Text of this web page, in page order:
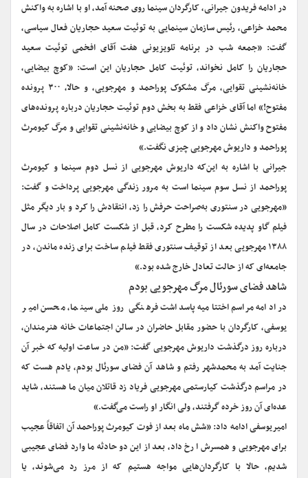
در ادامه فریدون جیرانی، کارگردان سینما روی صحنه آمد، او با اشاره به واکنش
محمد خزاعی، رئیس سازمان سینمایی به توئیت سعید حجاریان فعال سیاسی،
گفت: «جمعه شب در برنامه تلویزیونی هفت آقای افخمی توئیت سعید
حجاریان را کامل نخواند، توئیت کامل حجاریان این است: «کوچ بیضایی،
خانه‌نشینی تقوایی، مرگ مشکوک پوراحمد و مهرجویی، و حالا، ۳۰۰ پرونده
مفتوح!» اما آقای خزاعی فقط به بخش دوم توئیت حجاریان درباره پرونده‌های
مفتوح واکنش نشان داد و از کوچ بیضایی و خانه‌نشینی تقوایی و مرگ کیومرث
پوراحمد و داریوش مهرجویی چیزی نگفت.»
جیرانی با اشاره به این‌که داریوش مهرجویی از نسل دوم سینما و کیومرث
پوراحمد از نسل سوم سینما است به مرور زندگی مهرجویی پرداخت و گفت:
«مهرجویی در سنتوری به‌صراحت حرفش را زد، انتقادش را کرد و بار دیگر مثل
فیلم گاو پدیده شکست را مطرح کرد، قبل از شکست کامل اصلاحات در سال
۱۳۸۸ مهرجویی بعد از توقیف سنتوری فقط فیلم ساخت برای زنده ماندن، در
جامعه‌ای که از حالت تعادل خارج شده بود.»
شاهد فضای سورئال مرگ مهرجویی بودم
در ادامه مراسم اختتامیه پاسداشت فرهنگی روز ملی سینما، محسن امیر
یوسفی، کارگردان با حضور مقابل حاضران در سالن اجتماعات خانه هنرمندان،
درباره روز درگذشت داریوش مهرجویی گفت: «من در ساعت اولیه که خبر آن
جنایت آمد به محمدشهر رفتم و شاهد آن فضای سورئال بودم، یادم هست که
در مراسم درگذشت کیارستمی مهرجویی فریاد زد قاتلان میان ما هستند، شاید
عده‌ای آن روز خرده گرفتند، ولی انگار او راست می‌گفت.»
امیریوسفی ادامه داد: «شش ماه بعد از فوت کیومرث پوراحمد آن اتفاقاً عجیب
برای مهرجویی و همسرش ا رخ داد، بعد از این دو حادثه ما وارد فضای عجیبی
شدیم، حالا با کارگردان‌هایی مواجه هستیم که از مرز رد می‌شوند، یا